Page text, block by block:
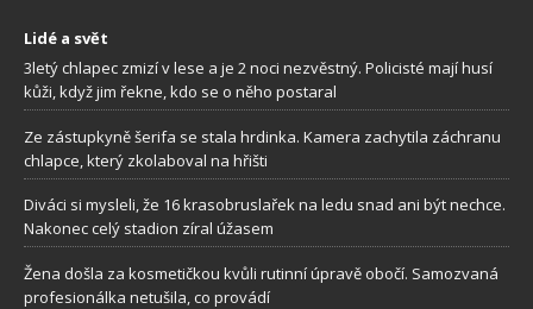
Lidé a svět
3letý chlapec zmizí v lese a je 2 noci nezvěstný. Policisté mají husí
kůži, když jim řekne, kdo se o něho postaral
Ze zástupkyně šerifa se stala hrdinka. Kamera zachytila záchranu
chlapce, který zkolaboval na hřišti
Diváci si mysleli, že 16 krasobruslařek na ledu snad ani být nechce.
Nakonec celý stadion zíral úžasem
Žena došla za kosmetičkou kvůli rutinní úpravě obočí. Samozvaná
profesionálka netušila, co provádí